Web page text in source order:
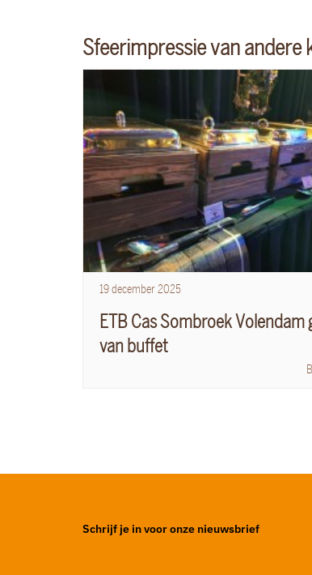
Sfeerimpressie van andere
19 december 2025
ETB Cas Sombroek Volendam
van buffet
Schrijf je in voor onze nieuwsbrief